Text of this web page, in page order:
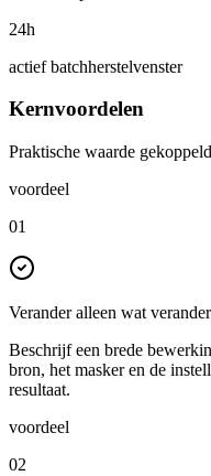
24h
actief batchherstelvenster
Kernvoordelen
Praktische waarde
voordeel
01
Verander alleen wat
Beschrijf een brede
bron, het masker en de
resultaat.
voordeel
02